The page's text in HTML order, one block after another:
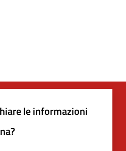
le informazioni